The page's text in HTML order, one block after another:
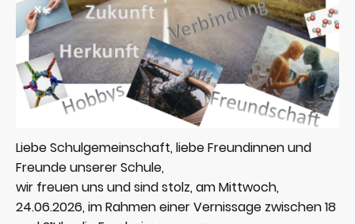
Liebe Schulgemeinschaft, liebe Freundinnen und
Freunde unserer Schule,
wir freuen uns und sind stolz, am Mittwoch,
24.06.2026, im Rahmen einer Vernissage zwischen 18